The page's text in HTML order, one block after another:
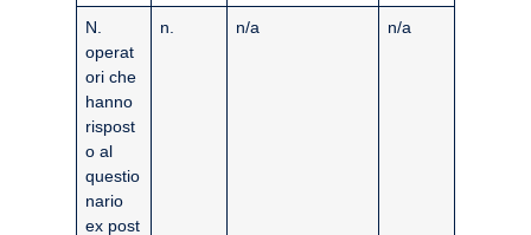
N.
operat
ori che
hanno
rispost
o al
questio
nario
ex post
n. n/a n/a